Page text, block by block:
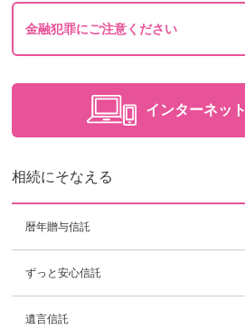
金融犯罪にご注意ください
インターネット
相続にそなえる
暦年贈与信託
ずっと安心信託
遺言信託